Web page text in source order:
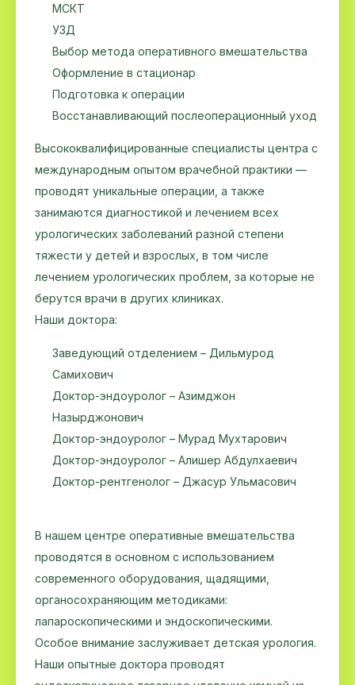
МСКТ
УЗД
Выбор метода оперативного вмешательства
Оформление в стационар
Подготовка к операции
Восстанавливающий послеоперационный уход
Высококвалифицированные специалисты центра с
международным опытом врачебной практики —
проводят уникальные операции, а также
занимаются диагностикой и лечением всех
урологических заболеваний разной степени
тяжести у детей и взрослых, в том числе
лечением урологических проблем, за которые не
берутся врачи в других клиниках.
Наши доктора:
Заведующий отделением – Дильмурод
Самихович
Доктор-эндоуролог – Азимджон
Назырджонович
Доктор-эндоуролог – Мурад Мухтарович
Доктор-эндоуролог – Алишер Абдулхаевич
Доктор-рентгенолог – Джасур Ульмасович
В нашем центре оперативные вмешательства
проводятся в основном с использованием
современного оборудования, щадящими,
органосохраняющим методиками:
лапароскопическими и эндоскопическими.
Особое внимание заслуживает детская урология.
Наши опытные доктора проводят